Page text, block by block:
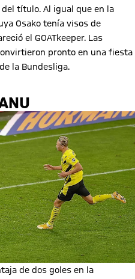
título. Al igual que en la
Osako tenía visos de
el GOATkeeper. Las
pronto en una fiesta
la Bundesliga.
de dos goles en la